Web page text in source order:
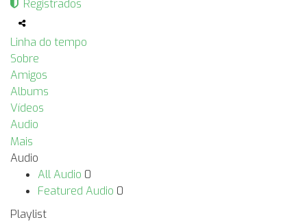
Registrados
Linha do tempo
Sobre
Amigos
Albums
Vídeos
Audio
Mais
Audio
All Audio 0
Featured Audio 0
Playlist